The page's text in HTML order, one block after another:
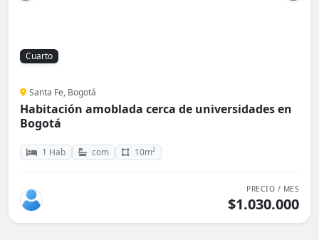
Cuarto
Santa Fe, Bogotá
Habitación amoblada cerca de universidades en
Bogotá
1 Hab com 10m²
PRECIO / MES
$1.030.000